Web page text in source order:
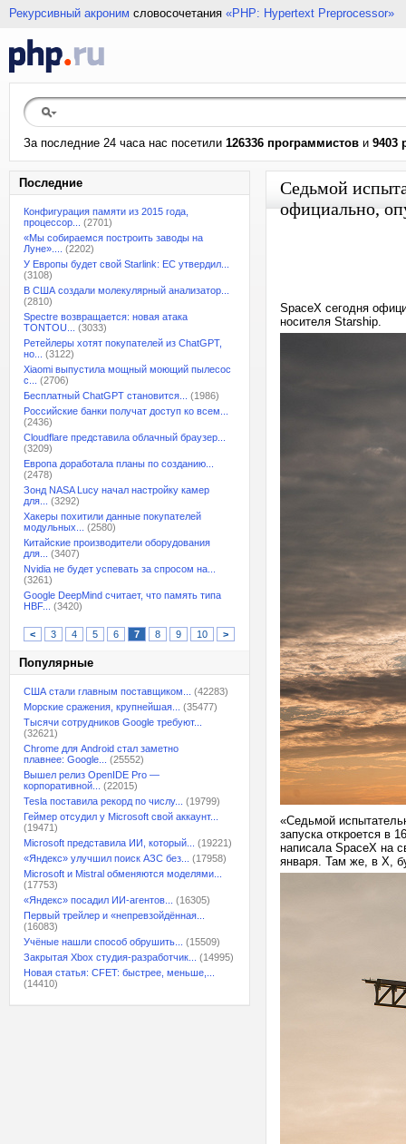
Рекурсивный акроним словосочетания «PHP: Hypertext Preprocessor»
За последние 24 часа нас посетили 126336 программистов и 9403
Последние
Конфигурация памяти из 2015 года,
процессор...
(2701)
«Мы собираемся построить заводы на
Луне»....
(2202)
У Европы будет свой Starlink: ЕС утвердил...
(3108)
В США создали молекулярный анализатор...
(2810)
Spectre возвращается: новая атака
TONTOU...
(3033)
Ретейлеры хотят покупателей из ChatGPT,
но...
(3122)
Xiaomi выпустила мощный моющий пылесос
с...
(2706)
Бесплатный ChatGPT становится...
(1986)
Российские банки получат доступ ко всем...
(2436)
Cloudflare представила облачный браузер...
(3209)
Европа доработала планы по созданию...
(2478)
Зонд NASA Lucy начал настройку камер
для...
(3292)
Хакеры похитили данные покупателей
модульных...
(2580)
Китайские производители оборудования
для...
(3407)
Nvidia не будет успевать за спросом на...
(3261)
Google DeepMind считает, что память типа
HBF...
(3420)
< 3 4 5 6 7 8 9 10 >
Популярные
США стали главным поставщиком...
(42283)
Морские сражения, крупнейшая...
(35477)
Тысячи сотрудников Google требуют...
(32621)
Chrome для Android стал заметно
плавнее: Google...
(25552)
Вышел релиз OpenIDE Pro —
корпоративной...
(22015)
Tesla поставила рекорд по числу...
(19799)
Геймер отсудил у Microsoft свой аккаунт...
(19471)
Microsoft представила ИИ, который...
(19221)
«Яндекс» улучшил поиск АЗС без...
(17958)
Microsoft и Mistral обменяются моделями...
(17753)
«Яндекс» посадил ИИ-агентов...
(16305)
Первый трейлер и «непревзойдённая...
(16083)
Учёные нашли способ обрушить...
(15509)
Закрытая Xbox студия-разработчик...
(14995)
Новая статья: CFET: быстрее, меньше,...
(14410)
Седьмой
официально,
SpaceX сегодня
носителя Starship.
«Седьмой
запуска откроется в
написала SpaceX на
января. Там же, в X,